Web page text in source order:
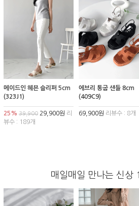
메이드인 헤븐 슬리퍼 5cm
(323J1)
25% 39,900 29,900원 리
뷰수 : 189개
에브리 통굽 샌들 8cm
(409C9)
69,900원 리뷰수 : 8개
매일매일 만나는 신상